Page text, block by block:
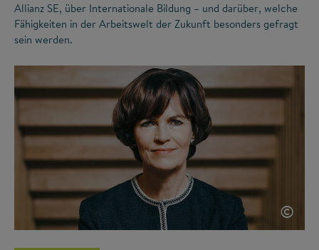
Allianz SE, über Internationale Bildung – und darüber, welche
Fähigkeiten in der Arbeitswelt der Zukunft besonders gefragt
sein werden.
©